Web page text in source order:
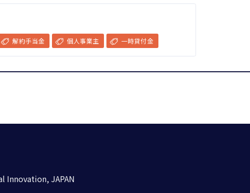
解約手当金 個人事業主 一時貸付金
Innovation, JAPAN